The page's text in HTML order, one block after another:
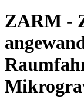
ZARM -